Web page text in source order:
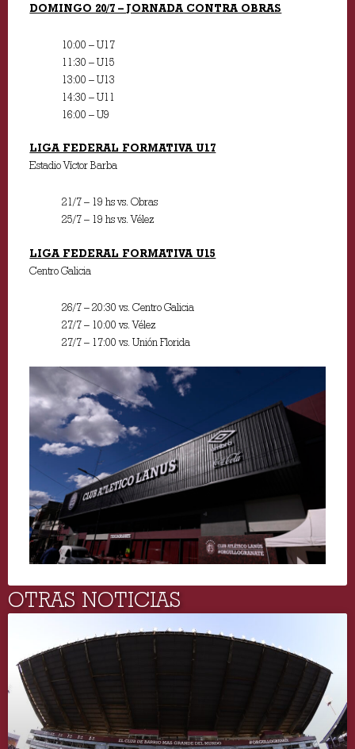
DOMINGO 20/7 – JORNADA CONTRA OBRAS
10:00 – U17
11:30 – U15
13:00 – U13
14:30 – U11
16:00 – U9
LIGA FEDERAL FORMATIVA U17
Estadio Víctor Barba
21/7 – 19 hs vs. Obras
25/7 – 19 hs vs. Vélez
LIGA FEDERAL FORMATIVA U15
Centro Galicia
26/7 – 20:30 vs. Centro Galicia
27/7 – 10:00 vs. Vélez
27/7 – 17:00 vs. Unión Florida
OTRAS NOTICIAS